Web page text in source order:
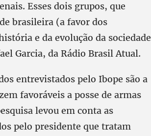
Esses dois grupos, que
brasileira (a favor dos
e da evolução da sociedade
Garcia, da Rádio Brasil Atual.
entrevistados pelo Ibope são a
favoráveis a posse de armas
levou em conta as
pelo presidente que tratam